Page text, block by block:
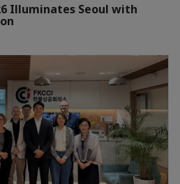
Illuminates Seoul with